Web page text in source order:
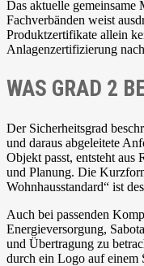
Das aktuelle
Fachverbänden weist
Produktzertifikate allein
Anlagenzertifizierung
WAS GRAD 2
Der Sicherheitsgrad
und daraus abgeleitete
Objekt passt, entsteht aus
und Planung. Die
Wohnhausstandard“ ist
Auch bei passenden
Energieversorgung,
und Übertragung zu
durch ein Logo auf einem